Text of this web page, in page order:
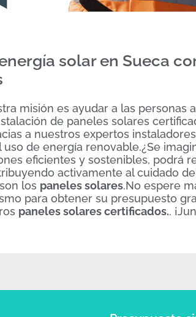
solar en Sueca
misión es ayudar a las
de paneles solares
a nuestros expertos
de energía renovable.¿Se
eficientes y sostenibles, podrá
activamente al cuidado
los paneles solares.No espere
para obtener su presupuesto
paneles solares certificados..